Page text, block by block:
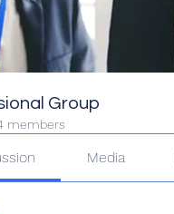
Group
members
Media